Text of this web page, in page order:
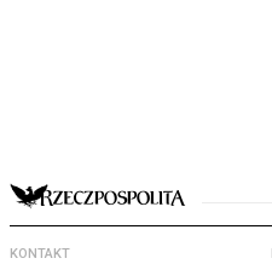
KONTAKT